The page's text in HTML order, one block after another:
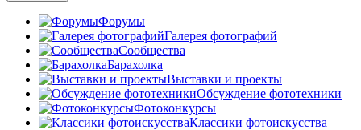
Форумы
Галерея фотографий
Сообщества
Барахолка
Выставки и проекты
Обсуждение фототехники
Фотоконкурсы
Классики фотоискусства